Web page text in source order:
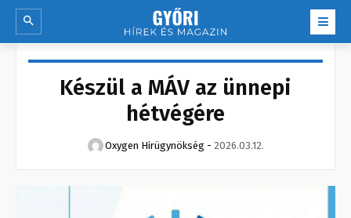
Készül a MÁV az ünnepi
hétvégére
Oxygen Hirügynökség - 2026.03.12.